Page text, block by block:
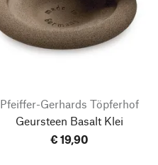
Pfeiffer-Gerhards Töpferhof
Geursteen Basalt Klei
€ 19,90